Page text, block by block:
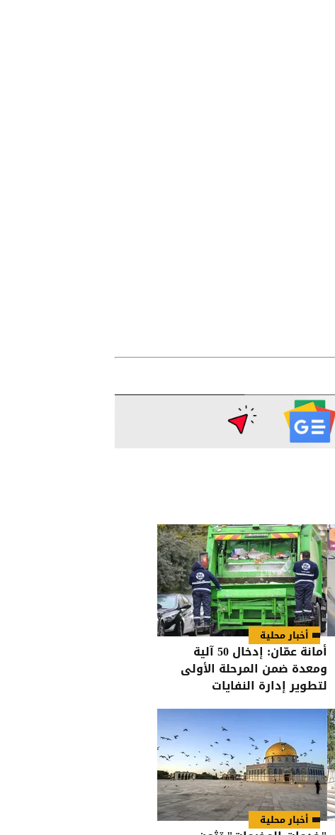
أخبار محلية
أمانة عمّان: إدخال 50 آلية
ومعدة ضمن المرحلة الأولى
لتطوير إدارة النفايات
أخبار محلية